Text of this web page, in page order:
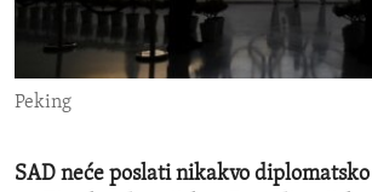
ENVIRONMENT AND HEALTH
IDEALS AND INSTITUTIONS
Peking
SAD neće poslati nikakvo